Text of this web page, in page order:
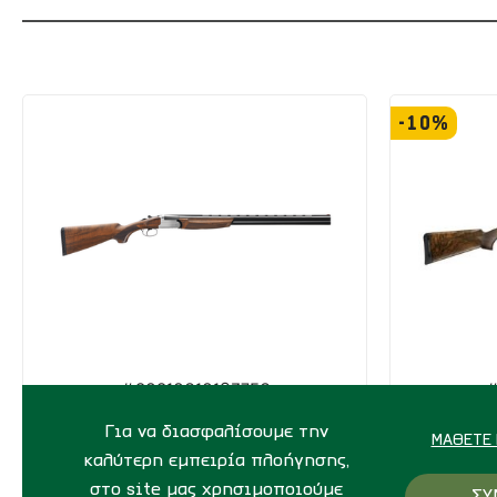
Για να διασφαλίσουμε την
καλύτερη εμπειρία πλοήγησης,
στο site μας χρησιμοποιούμε
ΜΆΘΕΤΕ
#20210610193756
ΣΕ ΑΠΟΘΕΜΑ
-10%